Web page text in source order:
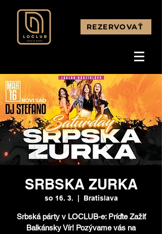
REZERVOVAŤ
SRBSKA ZURKA
so 16. 3. Bratislava
Srbská párty v LOCLUB-e: Príďte Zažiť
Balkánsky Vír! Pozývame vás na